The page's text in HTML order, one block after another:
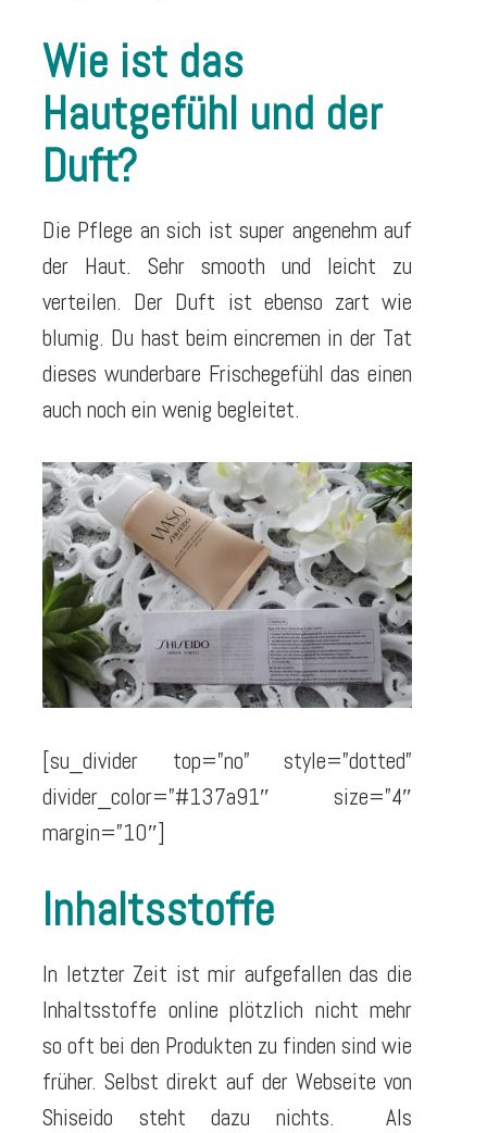
Wie ist das
Hautgefühl und der
Duft?
Die Pflege an sich ist super angenehm auf
der Haut. Sehr smooth und leicht zu
verteilen. Der Duft ist ebenso zart wie
blumig. Du hast beim eincremen in der Tat
dieses wunderbare Frischegefühl das einen
auch noch ein wenig begleitet.
[su_divider top=”no” style=”dotted”
divider_color=”#137a91″ size=”4″
margin=”10″]
Inhaltsstoffe
In letzter Zeit ist mir aufgefallen das die
Inhaltsstoffe online plötzlich nicht mehr
so oft bei den Produkten zu finden sind wie
früher. Selbst direkt auf der Webseite von
Shiseido steht dazu nichts. Als